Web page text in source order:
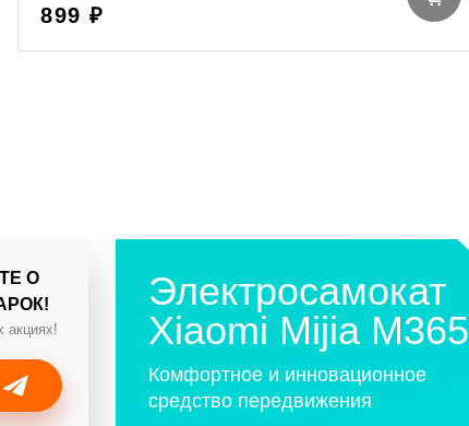
899 ₽
О
акциях!
Электросамокат
Xiaomi Mijia M365
Комфортное и инновационное
средство передвижения